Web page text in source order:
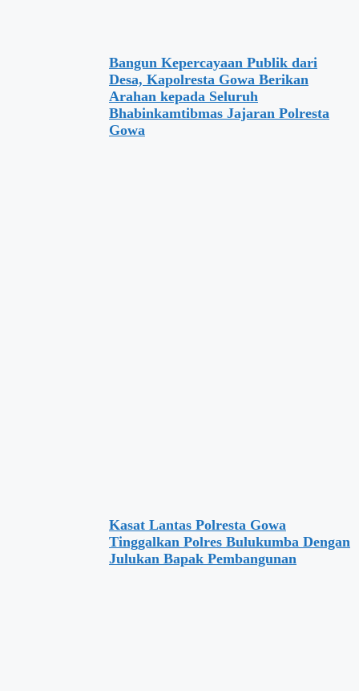
Bangun Kepercayaan Publik dari
Desa, Kapolresta Gowa Berikan
Arahan kepada Seluruh
Bhabinkamtibmas Jajaran Polresta
Gowa
Kasat Lantas Polresta Gowa
Tinggalkan Polres Bulukumba Dengan
Julukan Bapak Pembangunan